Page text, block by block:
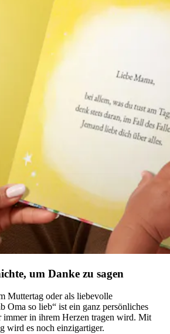
um Danke zu sagen
Muttertag oder als liebevolle
Oma so lieb“ ist ein ganz persönliches
immer in ihrem Herzen tragen wird. Mit
wird es noch einzigartiger.